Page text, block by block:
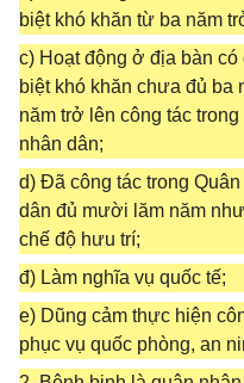
biệt khó khăn từ ba năm
c) Hoạt động ở địa bàn
biệt khó khăn chưa đủ
năm trở lên công tác
nhân dân;
d) Đã công tác trong
dân đủ mười lăm năm
chế độ hưu trí;
đ) Làm nghĩa vụ quốc tế;
e) Dũng cảm thực hiện
phục vụ quốc phòng, an